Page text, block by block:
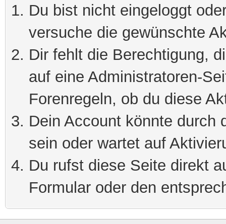
Du bist nicht eingeloggt
versuche die gewünschte
Dir fehlt die Berechtigung,
auf eine Administratoren-
Forenregeln, ob du diese
Dein Account könnte durch
sein oder wartet auf
Du rufst diese Seite direkt
Formular oder den